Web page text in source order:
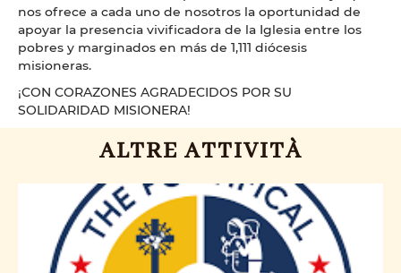
nos ofrece a cada uno de nosotros la oportunidad de
apoyar la presencia vivificadora de la Iglesia entre los
pobres y marginados en más de 1,111 diócesis
misioneras.
¡CON CORAZONES AGRADECIDOS POR SU
SOLIDARIDAD MISIONERA!
ALTRE ATTIVITÀ